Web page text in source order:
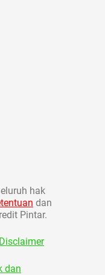
hak
dan
Pintar.
Disclaimer
dan